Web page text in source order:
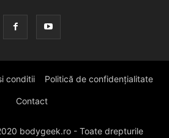
conditii Politică de confidențialitate
Contact
bodygeek.ro - Toate drepturile